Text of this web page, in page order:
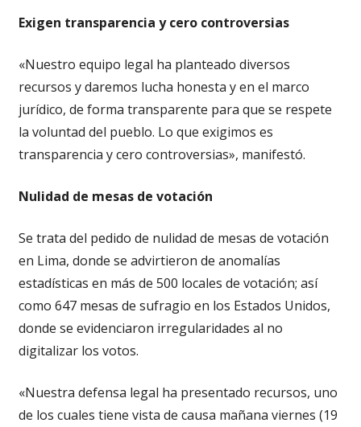
Exigen transparencia y cero controversias
«Nuestro equipo legal ha planteado diversos
recursos y daremos lucha honesta y en el marco
jurídico, de forma transparente para que se respete
la voluntad del pueblo. Lo que exigimos es
transparencia y cero controversias», manifestó.
Nulidad de mesas de votación
Se trata del pedido de nulidad de mesas de votación
en Lima, donde se advirtieron de anomalías
estadísticas en más de 500 locales de votación; así
como 647 mesas de sufragio en los Estados Unidos,
donde se evidenciaron irregularidades al no
digitalizar los votos.
«Nuestra defensa legal ha presentado recursos, uno
de los cuales tiene vista de causa mañana viernes (19